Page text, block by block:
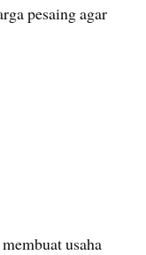
pesaing agar
usaha